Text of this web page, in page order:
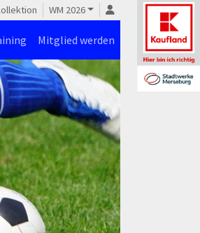
WM 2026
Mitglied werden